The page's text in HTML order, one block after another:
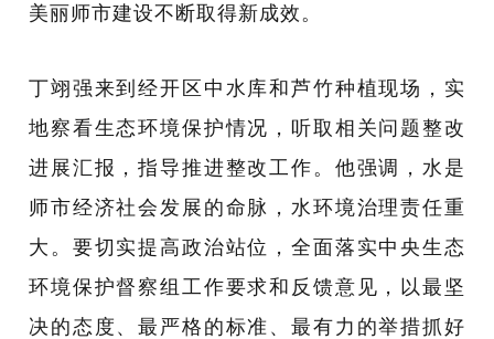
美丽师市建设不断取得新成效。
丁翊强来到经开区中水库和芦竹种植现场，实
地察看生态环境保护情况，听取相关问题整改
进展汇报，指导推进整改工作。他强调，水是
师市经济社会发展的命脉，水环境治理责任重
大。要切实提高政治站位，全面落实中央生态
环境保护督察组工作要求和反馈意见，以最坚
决的态度、最严格的标准、最有力的举措抓好